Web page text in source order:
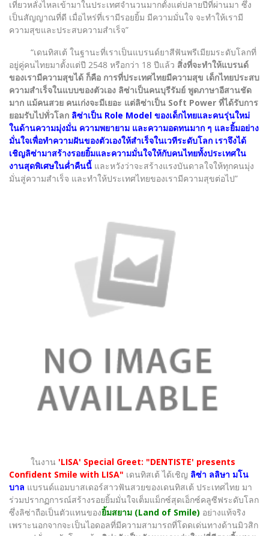
เที่ยวหลั่งไหลเข้ามาในประเทศจำนวนมากตั้งแต่ปลายปีที่ผ่านมา ซึ่ง
เป็นสัญญาณที่ดี เมื่อไหร่ที่เรามีรอยยิ้ม มีความมั่นใจ จะทำให้เรามี
ความสุขและประสบความสำเร็จ”
“เดนทิสเต้ ในฐานะที่เราเป็นแบรนด์ยาสีฟันพรีเมียมระดับโลกที่
อยู่คู่คนไทยมาตั้งแต่ปี 2548 หรือกว่า 18 ปีแล้ว สิ่งที่จะทำให้แบรนด์
ของเรามีความสุขได้ ก็คือ การที่ประเทศไทยมีความสุข เด็กไทยประสบ
ความสำเร็จในแบบของตัวเอง ลิซ่าเป็นคนบุรีรัมย์ พูดภาษาอีสานชัด
มาก แม้คนสวย คนเก่งจะมีเยอะ แต่ลิซ่าเป็น Soft Power ที่ได้รับการ
ยอมรับไปทั่วโลก ลิซ่าเป็น Role Model ของเด็กไทยและคนรุ่นใหม่
ในด้านความมุ่งมั่น ความพยายาม และความอดทนมาก ๆ และยิ้มอย่าง
มั่นใจเพื่อทำความฝันของตัวเองให้สำเร็จในเวทีระดับโลก เราจึงได้
เชิญลิซ่ามาสร้างรอยยิ้มและความมั่นใจให้กับคนไทยทั้งประเทศใน
งานสุดพิเศษในค่ำคืนนี้ และหวังว่าจะสร้างแรงบันดาลใจให้ทุกคนมุ่ง
มั่นสู่ความสำเร็จ และทำให้ประเทศไทยของเรามีความสุขต่อไป”
ในงาน 'LISA' Special Greet: "DENTISTE' presents
Confident Smile with LISA" เดนทิสเต้ ได้เชิญ ลิซ่า ลลิษา มโน
บาล แบรนด์แอมบาสเดอร์สาวฟันสวยของเดนทิสเต้ ประเทศไทย มา
ร่วมปรากฏการณ์สร้างรอยยิ้มมั่นใจเต็มแม็กซ์สุดเอ็กซ์คลูซีฟระดับโลก
ซึ่งลิซ่าถือเป็นตัวแทนของยิ้มสยาม (Land of Smile) อย่างแท้จริง
เพราะนอกจากจะเป็นไอดอลที่มีความสามารถที่โดดเด่นทางด้านมิวสิก